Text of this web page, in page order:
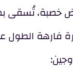
تُسقى
فارهة